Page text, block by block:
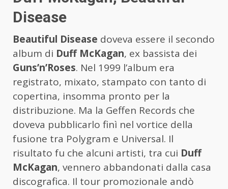
Disease
Beautiful Disease doveva essere il secondo
album di Duff McKagan, ex bassista dei
Guns’n’Roses. Nel 1999 l’album era
registrato, mixato, stampato con tanto di
copertina, insomma pronto per la
distribuzione. Ma la Geffen Records che
doveva pubblicarlo finì nel vortice della
fusione tra Polygram e Universal. Il
risultato fu che alcuni artisti, tra cui Duff
McKagan, vennero abbandonati dalla casa
discografica. Il tour promozionale andò